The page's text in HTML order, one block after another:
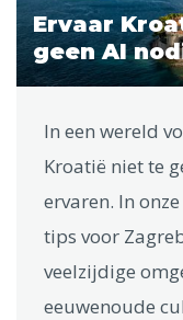
Ervaar
geen AI
In een wereld
Kroatië niet te
ervaren. In
tips voor
veelzijdige
eeuwenoude